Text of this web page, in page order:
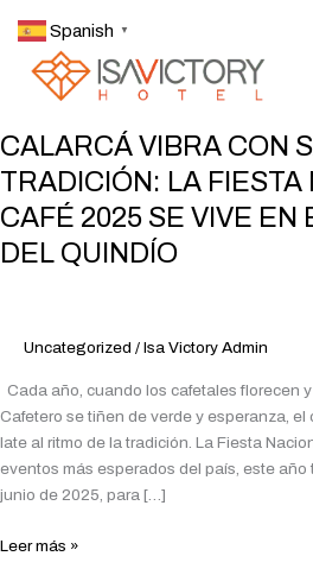
contenido
CALARCÁ VIBRA CON
TRADICIÓN: LA
CAFÉ 2025 SE VIVE EN
DEL QUINDÍO
Uncategorized / Isa Victory Admin
Cada año, cuando los cafetales florecen
Cafetero se tiñen de verde y esperanza,
late al ritmo de la tradición. La Fiesta
eventos más esperados del país, este año
junio de 2025, para […]
CALARCÁ
CON
SABOR
Y
TRADICIÓN:
NACIONAL
CAFÉ
2025
SE
VIVE
EN
Leer más »
Spanish ▼